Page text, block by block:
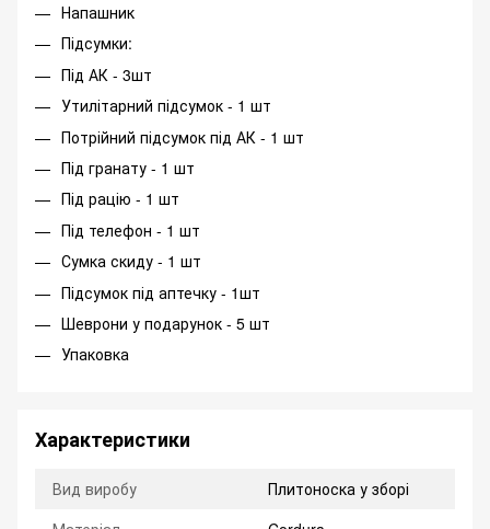
Напашник
Підсумки:
Під АК - 3шт
Утилітарний підсумок - 1 шт
Потрійний підсумок під АК - 1 шт
Під гранату - 1 шт
Під рацію - 1 шт
Під телефон - 1 шт
Сумка скиду - 1 шт
Підсумок під аптечку - 1шт
Шеврони у подарунок - 5 шт
Упаковка
Характеристики
Вид виробу
Плитоноска у зборі